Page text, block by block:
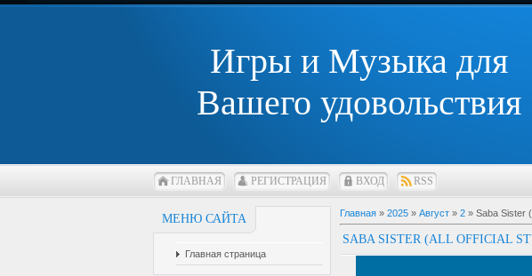
Игры и Музыка для
Вашего удовольствия
ГЛАВНАЯ РЕГИСТРАЦИЯ ВХОД RSS
МЕНЮ САЙТА
Главная страница
Главная » 2025 » Август » 2 » Saba Sister
SABA SISTER (ALL OFFICIAL